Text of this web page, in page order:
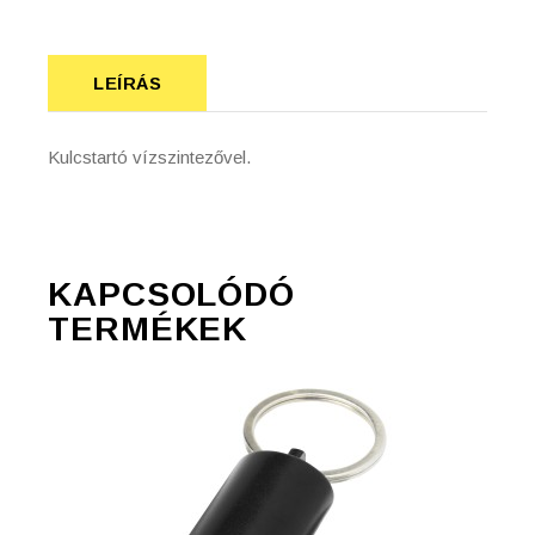
LEÍRÁS
Kulcstartó vízszintezővel.
KAPCSOLÓDÓ
TERMÉKEK